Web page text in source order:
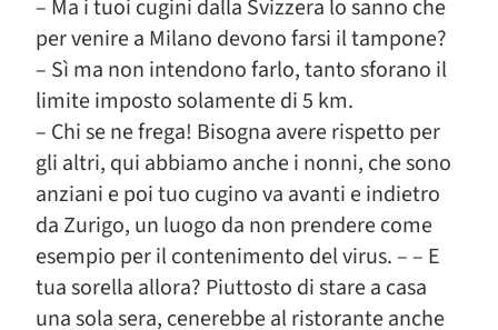
– Ma i tuoi cugini dalla Svizzera lo sanno che
per venire a Milano devono farsi il tampone?
– Sì ma non intendono farlo, tanto sforano il
limite imposto solamente di 5 km.
– Chi se ne frega! Bisogna avere rispetto per
gli altri, qui abbiamo anche i nonni, che sono
anziani e poi tuo cugino va avanti e indietro
da Zurigo, un luogo da non prendere come
esempio per il contenimento del virus. – – E
tua sorella allora? Piuttosto di stare a casa
una sola sera, cenerebbe al ristorante anche